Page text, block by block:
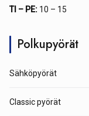
TI – PE: 10 – 15
Polkupyörät
Sähköpyörät
Classic pyörät